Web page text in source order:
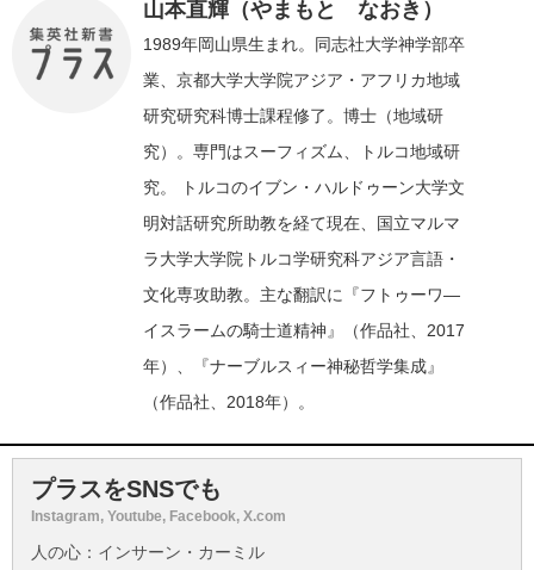
山本直輝（やまもと なおき）
1989年岡山県生まれ。同志社大学神学部卒
業、京都大学大学院アジア・アフリカ地域
研究研究科博士課程修了。博士（地域研
究）。専門はスーフィズム、トルコ地域研
究。 トルコのイブン・ハルドゥーン大学文
明対話研究所助教を経て現在、国立マルマ
ラ大学大学院トルコ学研究科アジア言語・
文化専攻助教。主な翻訳に『フトゥーワ―
イスラームの騎士道精神』（作品社、2017
年）、『ナーブルスィー神秘哲学集成』
（作品社、2018年）。
プラスをSNSでも
Instagram, Youtube, Facebook, X.com
人の心：インサーン・カーミル